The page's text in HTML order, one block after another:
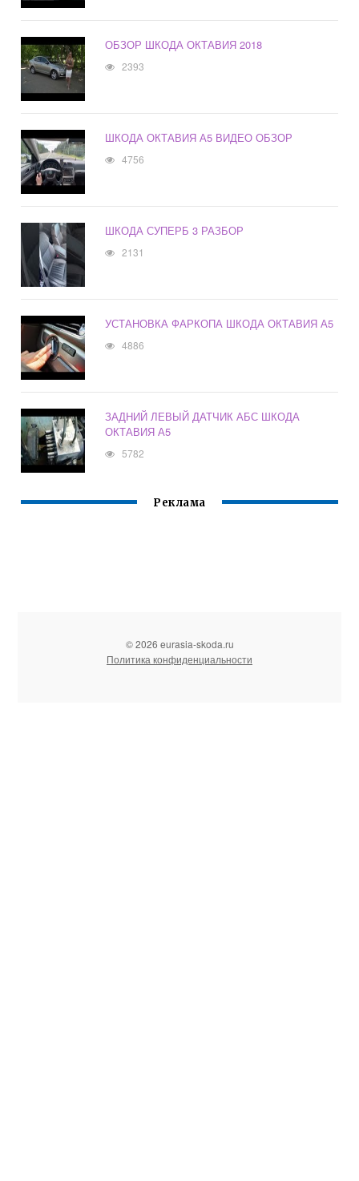
ОБЗОР ШКОДА ОКТАВИЯ 2018
2393
ШКОДА ОКТАВИЯ А5 ВИДЕО ОБЗОР
4756
ШКОДА СУПЕРБ 3 РАЗБОР
2131
УСТАНОВКА ФАРКОПА ШКОДА ОКТАВИЯ А5
4886
ЗАДНИЙ ЛЕВЫЙ ДАТЧИК АБС ШКОДА
ОКТАВИЯ А5
5782
Реклама
© 2026 eurasia-skoda.ru
Политика конфиденциальности